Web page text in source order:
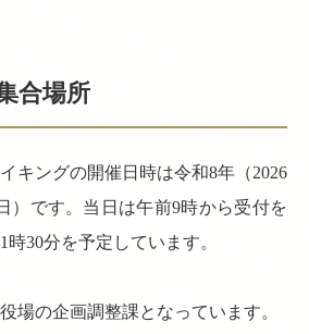
合場所
キングの開催日時は令和8年（2026
）です。当日は午前9時から受付を
30分を予定しています。
場の企画調整課となっています。